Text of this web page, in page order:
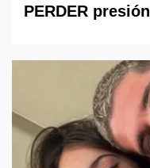
PERDER presión